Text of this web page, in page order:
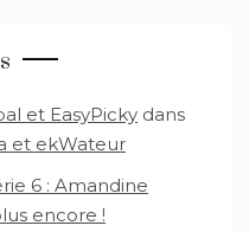
et EasyPicky dans
et ekWateur
6 : Amandine
encore !